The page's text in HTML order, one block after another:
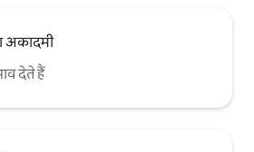
अकादमी
देते हैं